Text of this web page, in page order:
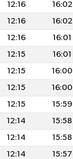
12:16 16:02
12:16 16:02
12:16 16:01
12:15 16:01
12:15 16:00
12:15 16:00
12:15 15:59
12:14 15:58
12:14 15:58
12:14 15:57